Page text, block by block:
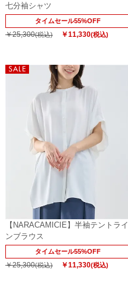
七分袖シャツ
タイムセール55%OFF
￥25,300(税込) ￥11,330(税込)
【NARACAMICIE】半袖テントライ
ンブラウス
タイムセール55%OFF
￥25,300(税込) ￥11,330(税込)